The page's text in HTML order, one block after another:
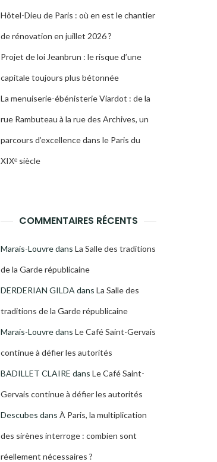
Hôtel-Dieu de Paris : où en est le chantier
de rénovation en juillet 2026 ?
Projet de loi Jeanbrun : le risque d’une
capitale toujours plus bétonnée
La menuiserie-ébénisterie Viardot : de la
rue Rambuteau à la rue des Archives, un
parcours d’excellence dans le Paris du
XIXᵉ siècle
COMMENTAIRES RÉCENTS
Marais-Louvredans La Salle des traditions
de la Garde républicaine
DERDERIAN GILDA dans La Salle des
traditions de la Garde républicaine
Marais-Louvredans Le Café Saint-Gervais
continue à défier les autorités
BADILLET CLAIRE dans Le Café Saint-
Gervais continue à défier les autorités
Descubes dans À Paris, la multiplication
des sirènes interroge : combien sont
réellement nécessaires ?